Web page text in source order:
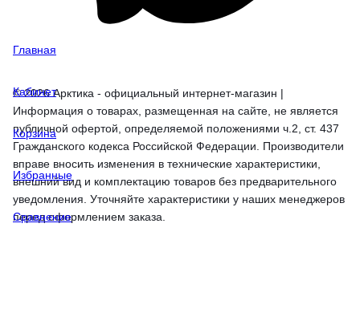
© 2026 Арктика - официальный интернет-магазин |
Информация о товарах, размещенная на сайте, не является
публичной офертой, определяемой положениями ч.2, ст. 437
Гражданского кодекса Российской Федерации. Производители
вправе вносить изменения в технические характеристики,
внешний вид и комплектацию товаров без предварительного
уведомления. Уточняйте характеристики у наших менеджеров
перед оформлением заказа.
Главная
Кабинет
Корзина
Избранные
Сравнение